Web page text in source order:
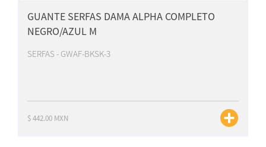
GUANTE SERFAS DAMA ALPHA COMPLETO
NEGRO/AZUL M
SERFAS - GWAF-BKSK-3
$ 442.00 MXN